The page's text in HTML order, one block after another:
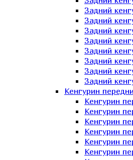
Задний
Задний
Задний
Задний
Задний
Задний
Задний
Задний
Кенгурин
Кенгурин
Кенгурин
Кенгурин
Кенгурин
Кенгурин
Кенгурин